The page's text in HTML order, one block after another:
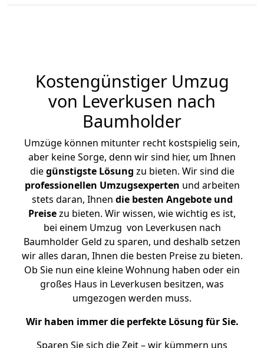
Kostengünstiger Umzug
von Leverkusen nach
Baumholder
Umzüge können mitunter recht kostspielig sein,
aber keine Sorge, denn wir sind hier, um Ihnen
diegünstigste Lösung zu bieten. Wir sind die
professionellen Umzugsexperten und arbeiten
stets daran, Ihnen die besten Angebote und
Preisezu bieten. Wir wissen, wie wichtig es ist,
bei einem Umzug von Leverkusen nach
Baumholder Geld zu sparen, und deshalb setzen
wir alles daran, Ihnen die besten Preise zu bieten.
Ob Sie nun eine kleine Wohnung haben oder ein
großes Haus in Leverkusen besitzen, was
umgezogen werden muss.
Wir haben immer die perfekte Lösung für Sie.
Sparen Sie sich die Zeit – wir kümmern uns